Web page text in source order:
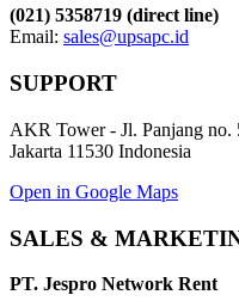
(021) 5358719 (direct line)
Email: sales@upsapc.id
SUPPORT
AKR Tower - Jl. Panjang no.
Jakarta 11530 Indonesia
Open in Google Maps
SALES &
PT. Jespro Network Rent